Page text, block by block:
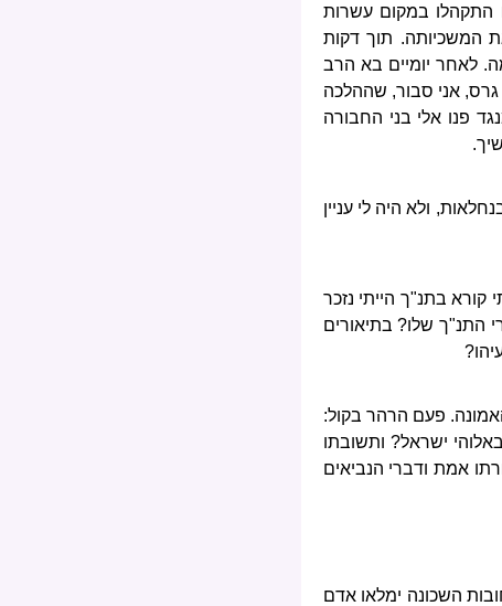
התקהלו במקום עשרות
המשכיותה. תוך דקות
לאחר יומיים בא הרב
אני סבור, שההלכה
פנו אלי בני החבורה
ולא היה לי עניין
בתנ"ך הייתי נזכר
התנ"ך שלו? בתיאורים
פעם הרהר בקול:
ישראל? ותשובתו
אמת ודברי הנביאים
השכונה ימלאו אדם